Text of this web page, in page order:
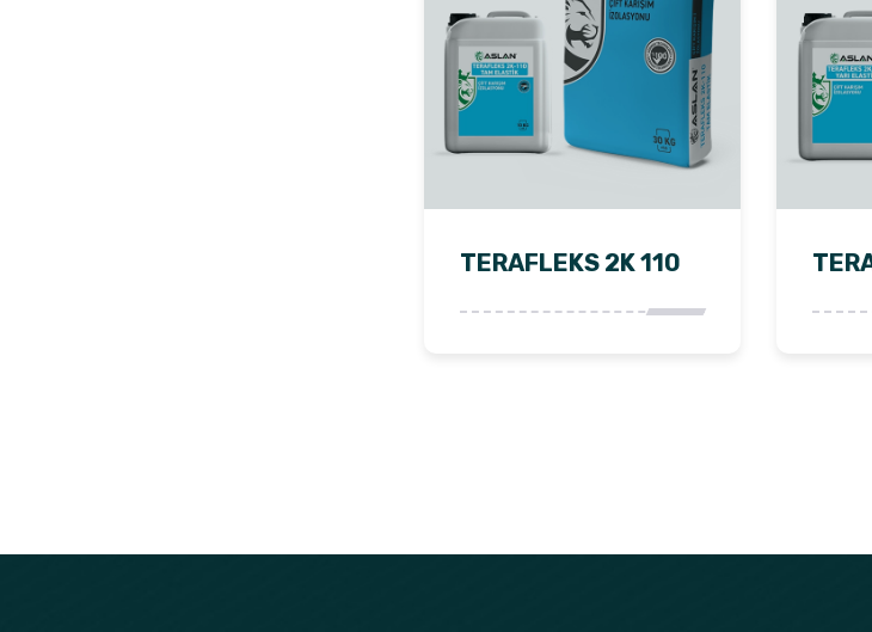
TERAFLEKS 2K 110